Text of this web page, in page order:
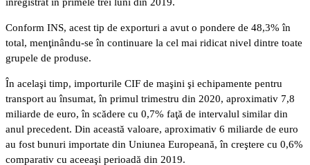
Conform INS, acest tip de exporturi a avut o pondere de 48,3% în
total, menţinându-se în continuare la cel mai ridicat nivel dintre toate
grupele de produse.
În acelaşi timp, importurile CIF de maşini şi echipamente pentru
transport au însumat, în primul trimestru din 2020, aproximativ 7,8
miliarde de euro, în scădere cu 0,7% faţă de intervalul similar din
anul precedent. Din această valoare, aproximativ 6 miliarde de euro
au fost bunuri importate din Uniunea Europeană, în creştere cu 0,6%
comparativ cu aceeaşi perioadă din 2019.